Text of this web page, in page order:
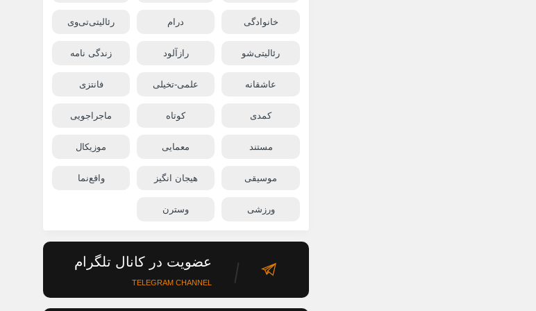
خانوادگی درام رئالیتی‌تی‌وی
رئالیتی‌شو رازآلود زندگی نامه
عاشقانه علمی-تخیلی فانتزی
کمدی کوتاه ماجراجویی
مستند معمایی موزیکال
موسیقی هیجان انگیز واقع‌نما
ورزشی وسترن
عضویت در کانال تلگرام
TELEGRAM CHANNEL